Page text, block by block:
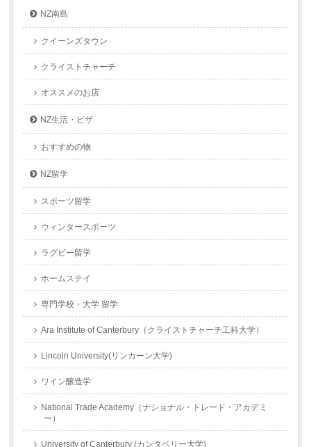
NZ南島
クイーンズタウン
クライストチャーチ
オススメのお店
NZ生活・ビザ
おすすめの物
NZ留学
スポーツ留学
ウィンタースポーツ
ラグビー留学
ホームステイ
専門学校・大学 留学
Ara Institute of Canterbury（クライストチャーチ工科大学）
Lincoln University(リンカーン大学)
ワイン醸造学
National Trade Academy（ナショナル・トレード・アカデミ
ー）
University of Canterbury (カンタベリー大学)